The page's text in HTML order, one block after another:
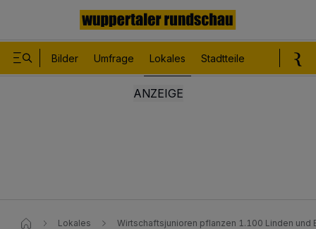
Bilder Umfrage Lokales Stadtteile
Lokales Wirtschaftsjunioren pflanzen 1.100 Linden und